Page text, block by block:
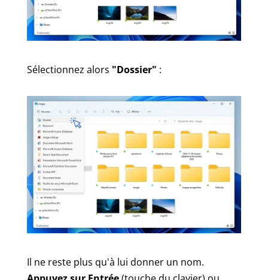
Sélectionnez alors "Dossier" :
Il ne reste plus qu'à lui donner un nom.